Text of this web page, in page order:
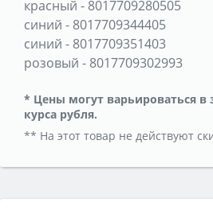
красный - 8017709280505
синий - 8017709344405
синий - 8017709351403
розовый - 8017709302993
* Цены могут варьироваться в
курса рубля.
** На этот товар не действуют